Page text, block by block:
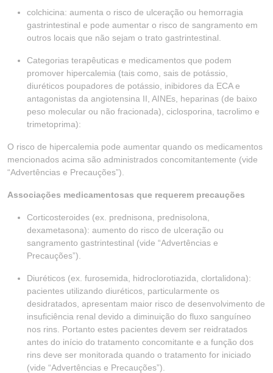
colchicina: aumenta o risco de ulceração ou hemorragia
gastrintestinal e pode aumentar o risco de sangramento em
outros locais que não sejam o trato gastrintestinal.
Categorias terapêuticas e medicamentos que podem
promover hipercalemia (tais como, sais de potássio,
diuréticos poupadores de potássio, inibidores da ECA e
antagonistas da angiotensina II, AINEs, heparinas (de baixo
peso molecular ou não fracionada), ciclosporina, tacrolimo e
trimetoprima):
O risco de hipercalemia pode aumentar quando os medicamentos
mencionados acima são administrados concomitantemente (vide
“Advertências e Precauções”).
Associações medicamentosas que requerem precauções
Corticosteroides (ex. prednisona, prednisolona,
dexametasona): aumento do risco de ulceração ou
sangramento gastrintestinal (vide “Advertências e
Precauções”).
Diuréticos (ex. furosemida, hidroclorotiazida, clortalidona):
pacientes utilizando diuréticos, particularmente os
desidratados, apresentam maior risco de desenvolvimento de
insuficiência renal devido a diminuição do fluxo sanguíneo
nos rins. Portanto estes pacientes devem ser reidratados
antes do início do tratamento concomitante e a função dos
rins deve ser monitorada quando o tratamento for iniciado
(vide “Advertências e Precauções”).